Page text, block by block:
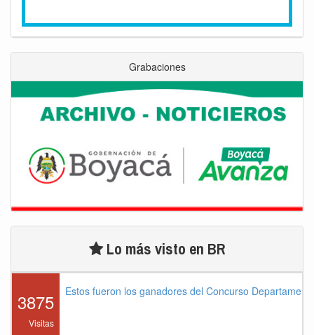
Grabaciones
Lo más visto en BR
3875
Visitas
Estos fueron los ganadores del Concurso